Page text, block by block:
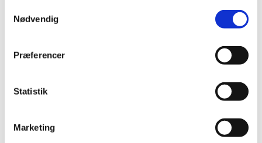
Nødvendig
Præferencer
Statistik
Marketing